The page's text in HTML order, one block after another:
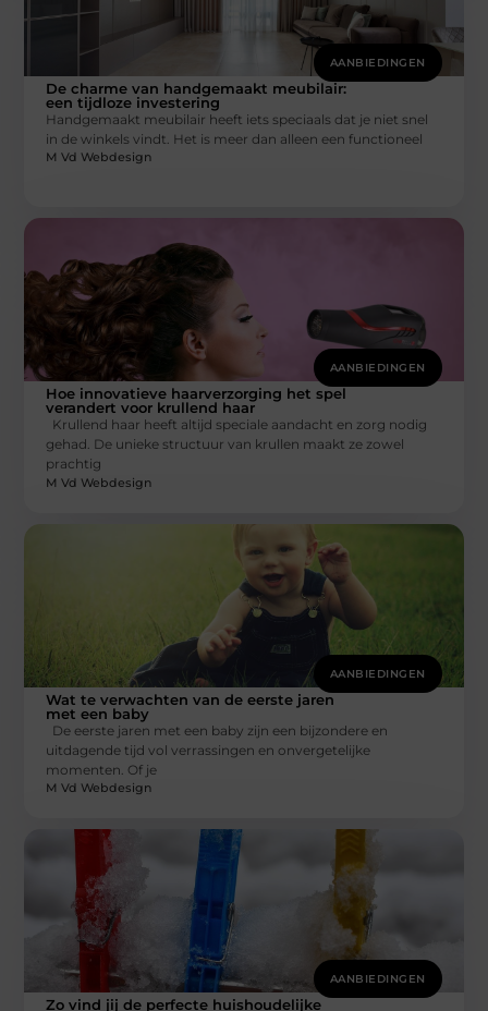
AANBIEDINGEN
De charme van handgemaakt meubilair:
een tijdloze investering
Handgemaakt meubilair heeft iets speciaals dat je niet snel
in de winkels vindt. Het is meer dan alleen een functioneel
M Vd Webdesign
AANBIEDINGEN
Hoe innovatieve haarverzorging het spel
verandert voor krullend haar
Krullend haar heeft altijd speciale aandacht en zorg nodig
gehad. De unieke structuur van krullen maakt ze zowel
prachtig
M Vd Webdesign
AANBIEDINGEN
Wat te verwachten van de eerste jaren
met een baby
De eerste jaren met een baby zijn een bijzondere en
uitdagende tijd vol verrassingen en onvergetelijke
momenten. Of je
M Vd Webdesign
AANBIEDINGEN
Zo vind jij de perfecte huishoudelijke